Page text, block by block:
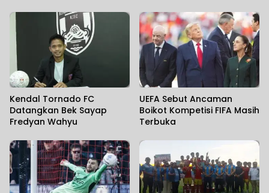
Cup 2026
Kendal Tornado FC
Datangkan Bek Sayap
Fredyan Wahyu
UEFA Sebut Ancaman
Boikot Kompetisi FIFA Masih
Terbuka